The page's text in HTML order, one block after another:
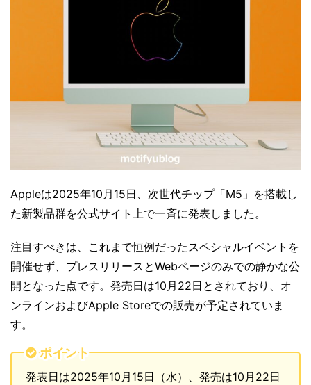
Appleは2025年10月15日、次世代チップ「M5」を搭載し
た新製品群を公式サイト上で一斉に発表しました。
注目すべきは、これまで恒例だったスペシャルイベントを
開催せず、プレスリリースとWebページのみでの静かな公
開となった点です。発売日は10月22日とされており、オ
ンラインおよびApple Storeでの販売が予定されていま
す。
ポイント
発表日は2025年10月15日（水）、発売は10月22日